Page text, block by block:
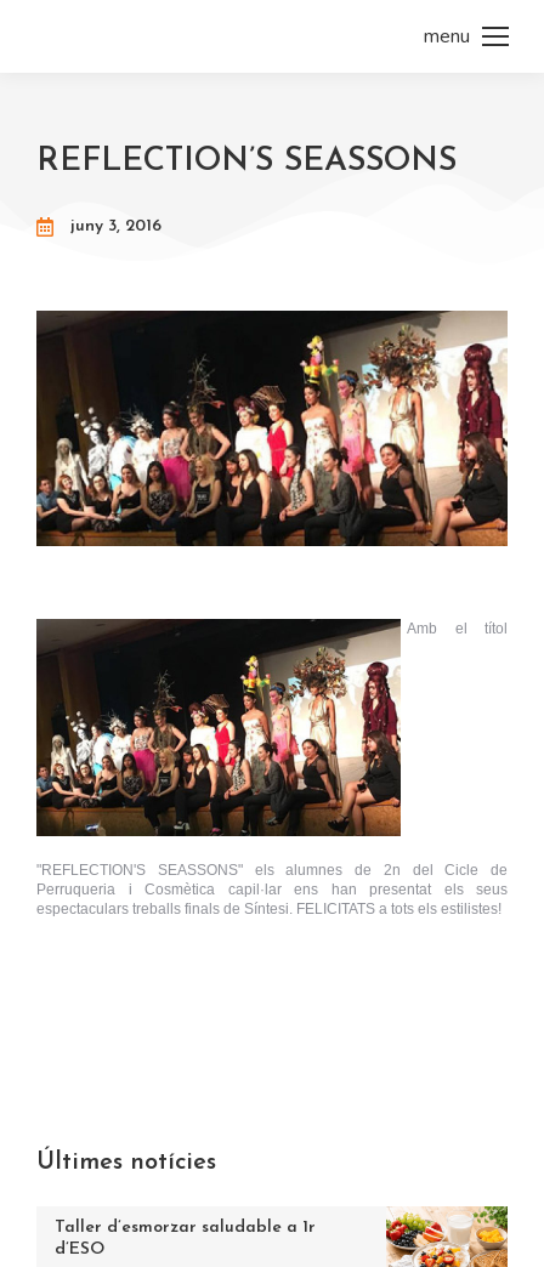
menu
REFLECTION’S SEASSONS
juny 3, 2016
Amb el títol
"REFLECTION'S SEASSONS" els alumnes de 2n del Cicle de
Perruqueria i Cosmètica capil·lar ens han presentat els seus
espectaculars treballs finals de Síntesi. FELICITATS a tots els estilistes!
Últimes notícies
Taller d’esmorzar saludable a 1r
d’ESO